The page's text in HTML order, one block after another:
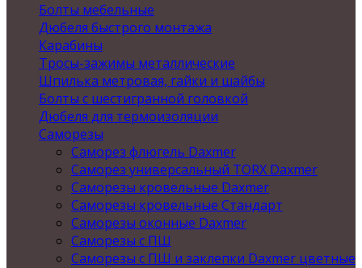
Болты мебельные
Дюбеля быстрого монтажа
Карабины
Тросы-зажимы металлические
Шпилька метровая, гайки и шайбы
Болты с шестигранной головкой
Дюбеля для термоизоляции
Саморезы
Саморез флюгель Daxmer
Саморез универсальный TORX Daxmer
Саморезы кровельные Daxmer
Саморезы кровельные Стандарт
Саморезы оконные Daxmer
Саморезы с ПШ
Саморезы с ПШ и заклепки Daxmer цветные